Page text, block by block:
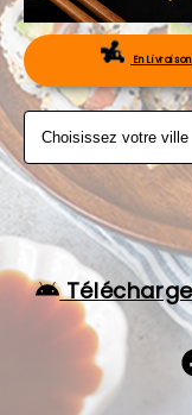
RÉSERVATIONEn Livraison